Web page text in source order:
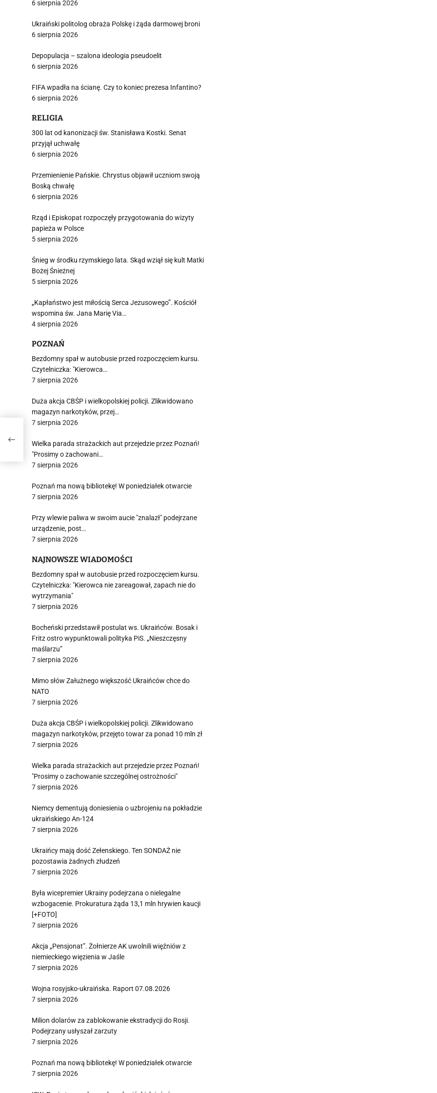
6 sierpnia 2026
Ukraiński politolog obraża Polskę i żąda darmowej broni
6 sierpnia 2026
Depopulacja – szalona ideologia pseudoelit
6 sierpnia 2026
FIFA wpadła na ścianę. Czy to koniec prezesa Infantino?
6 sierpnia 2026
RELIGIA
300 lat od kanonizacji św. Stanisława Kostki. Senat
przyjął uchwałę
6 sierpnia 2026
Przemienienie Pańskie. Chrystus objawił uczniom swoją
Boską chwałę
6 sierpnia 2026
Rząd i Episkopat rozpoczęły przygotowania do wizyty
papieża w Polsce
5 sierpnia 2026
Śnieg w środku rzymskiego lata. Skąd wziął się kult Matki
Bożej Śnieżnej
5 sierpnia 2026
„Kapłaństwo jest miłością Serca Jezusowego”. Kościół
wspomina św. Jana Marię Via…
4 sierpnia 2026
POZNAŃ
Bezdomny spał w autobusie przed rozpoczęciem kursu.
Czytelniczka: "Kierowca…
7 sierpnia 2026
Duża akcja CBŚP i wielkopolskiej policji. Zlikwidowano
magazyn narkotyków, przej…
7 sierpnia 2026
Wielka parada strażackich aut przejedzie przez Poznań!
"Prosimy o zachowani…
7 sierpnia 2026
Poznań ma nową bibliotekę! W poniedziałek otwarcie
7 sierpnia 2026
Przy wlewie paliwa w swoim aucie "znalazł" podejrzane
urządzenie, post…
7 sierpnia 2026
NAJNOWSZE WIADOMOŚCI
Bezdomny spał w autobusie przed rozpoczęciem kursu.
Czytelniczka: "Kierowca nie zareagował, zapach nie do
wytrzymania"
7 sierpnia 2026
Bocheński przedstawił postulat ws. Ukraińców. Bosak i
Fritz ostro wypunktowali polityka PiS. „Nieszczęsny
maślarzu”
7 sierpnia 2026
Mimo słów Załużnego większość Ukraińców chce do
NATO
7 sierpnia 2026
Duża akcja CBŚP i wielkopolskiej policji. Zlikwidowano
magazyn narkotyków, przejęto towar za ponad 10 mln zł
7 sierpnia 2026
Wielka parada strażackich aut przejedzie przez Poznań!
"Prosimy o zachowanie szczególnej ostrożności"
7 sierpnia 2026
Niemcy dementują doniesienia o uzbrojeniu na pokładzie
ukraińskiego An-124
7 sierpnia 2026
Ukraińcy mają dość Zełenskiego. Ten SONDAŻ nie
pozostawia żadnych złudzeń
7 sierpnia 2026
Była wicepremier Ukrainy podejrzana o nielegalne
wzbogacenie. Prokuratura żąda 13,1 mln hrywien kaucji
[+FOTO]
7 sierpnia 2026
Akcja „Pensjonat”. Żołnierze AK uwolnili więźniów z
niemieckiego więzienia w Jaśle
7 sierpnia 2026
Wojna rosyjsko-ukraińska. Raport 07.08.2026
7 sierpnia 2026
Milion dolarów za zablokowanie ekstradycji do Rosji.
Podejrzany usłyszał zarzuty
7 sierpnia 2026
Poznań ma nową bibliotekę! W poniedziałek otwarcie
7 sierpnia 2026